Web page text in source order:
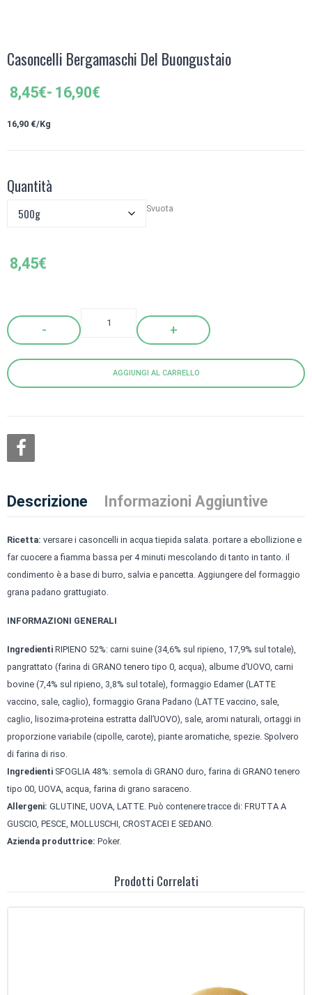
Casoncelli Bergamaschi Del Buongustaio
8,45€- 16,90€
Fascia
prezzo:
16,90€
16,90 €/Kg
Quantità
Svuota
8,45€
Quantity
AGGIUNGI AL CARRELLO
Descrizione Informazioni Aggiuntive
Ricetta: versare i casoncelli in acqua tiepida salata. portare a ebollizione e
far cuocere a fiamma bassa per 4 minuti mescolando di tanto in tanto. il
condimento è a base di burro, salvia e pancetta. Aggiungere del formaggio
grana padano grattugiato.
INFORMAZIONI GENERALI
Ingredienti RIPIENO 52%: carni suine (34,6% sul ripieno, 17,9% sul totale),
pangrattato (farina di GRANO tenero tipo 0, acqua), albume d’UOVO, carni
bovine (7,4% sul ripieno, 3,8% sul totale), formaggio Edamer (LATTE
vaccino, sale, caglio), formaggio Grana Padano (LATTE vaccino, sale,
caglio, lisozima-proteina estratta dall’UOVO), sale, aromi naturali, ortaggi in
proporzione variabile (cipolle, carote), piante aromatiche, spezie. Spolvero
di farina di riso.
Ingredienti SFOGLIA 48%: semola di GRANO duro, farina di GRANO tenero
tipo 00, UOVA, acqua, farina di grano saraceno.
Allergeni: GLUTINE, UOVA, LATTE. Può contenere tracce di: FRUTTA A
GUSCIO, PESCE, MOLLUSCHI, CROSTACEI E SEDANO.
Azienda produttrice: Poker.
Prodotti Correlati